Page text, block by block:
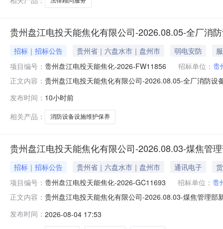
贵州盘江电投天能焦化有限公司-2026.08.05-全厂消
招标｜招标公告 贵州省｜六盘水市｜盘州市 弱电安防
项目编号： 贵州盘江电投天能焦化-2026-FW11856 招标单位： 贵
正文内容： 贵州盘江电投天能焦化有限公司-2026.08.05-全厂消防
养-询比采购标段包/编号:贵州盘江电投天能焦化-2026-
发布时间： 10小时前
相关产品：
消防设备设施维护保养
贵州盘江电投天能焦化有限公司-2026.08.03-煤焦管
招标｜招标公告 贵州省｜六盘水市｜盘州市 通讯电子
项目编号： 贵州盘江电投天能焦化-2026-GC11693 招标单位： 贵
正文内容： 贵州盘江电投天能焦化有限公司-2026.08.03-煤焦管理
公司-2026.08.03-煤焦管理部新装直流充电桩及电缆敷
发布时间： 2026-08-04 17:53